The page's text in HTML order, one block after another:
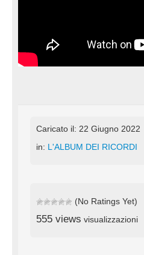
Caricato il: 22 Giugno 2022
in: L'ALBUM DEI RICORDI
(No Ratings Yet)
555 views visualizzazioni